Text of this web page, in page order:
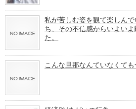
私が苦しむ姿を観て楽しん
ち、その不信感からいよい
た。
こんな旦那なんていなくて